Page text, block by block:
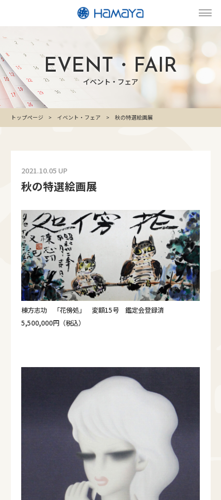
EVENT・FAIR
イベント・フェア
トップページ イベント・フェア 秋の特選絵画展
2021.10.05 UP
秋の特選絵画展
棟方志功 「花傍処」 変額15号 鑑定会登録済
5,500,000円（税込）